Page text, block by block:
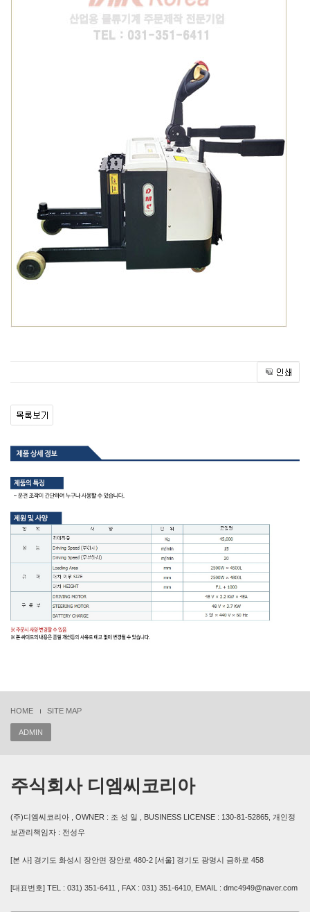
HOME SITE MAP
ADMIN
주식회사 디엠씨코리아
(주)디엠씨코리아 , OWNER : 조 성 일 , BUSINESS LICENSE : 130-81-52865, 개인정
보관리책임자 : 전성우
[본 사] 경기도 화성시 장안면 장안로 480-2 [서울] 경기도 광명시 금하로 458
[대표번호] TEL : 031) 351-6411 , FAX : 031) 351-6410, EMAIL : dmc4949@naver.com